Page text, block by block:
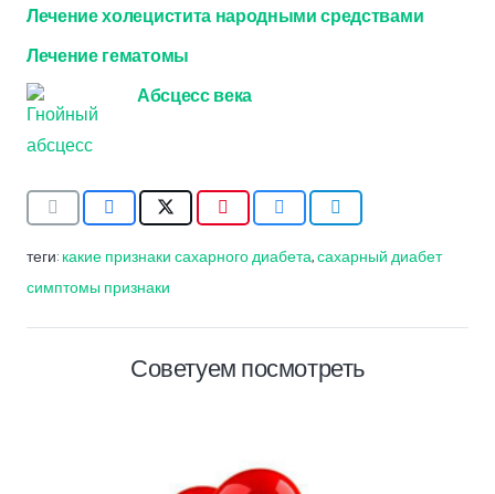
Лечение холецистита народными средствами
Лечение гематомы
Абсцесс века
теги:какие признаки сахарного диабета,сахарный диабет
симптомы признаки
Советуем посмотреть